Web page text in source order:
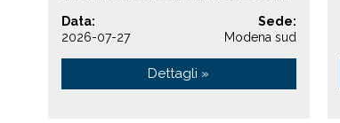
Data:
2026-07-27
Sede:
Modena sud
Dettagli »